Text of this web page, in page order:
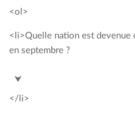
<ol>
<li>Quelle nation est devenue
en septembre ?
<span style= »color: #00a2c3;
⮟
</li>